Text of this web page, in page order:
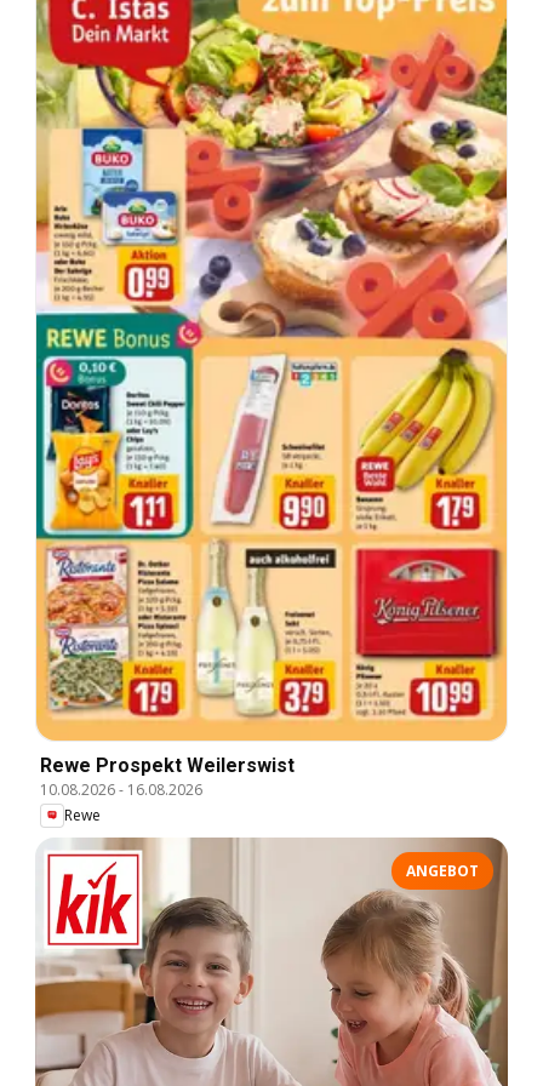
Rewe Prospekt Weilerswist
10.08.2026- 16.08.2026
Rewe
ANGEBOT